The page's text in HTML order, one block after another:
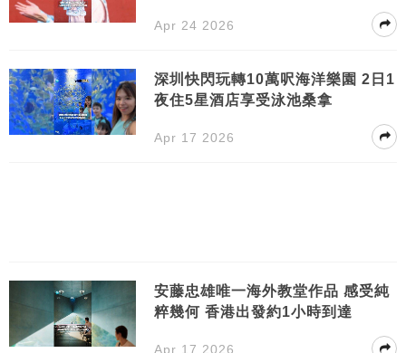
Apr 24 2026
深圳快閃玩轉10萬呎海洋樂園 2日1
夜住5星酒店享受泳池桑拿
Apr 17 2026
安藤忠雄唯一海外教堂作品 感受純
粹幾何 香港出發約1小時到達
Apr 17 2026